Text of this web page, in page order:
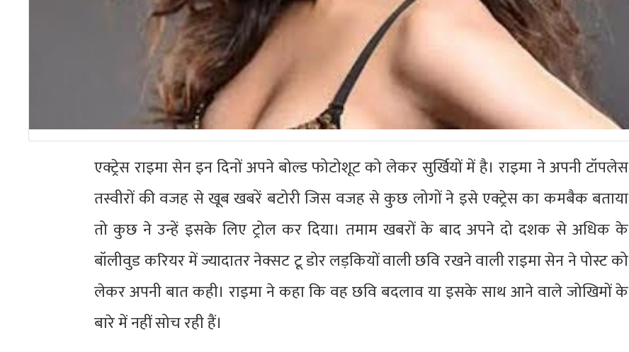
एक्ट्रेस राइमा सेन इन दिनों अपने बोल्ड फोटोशूट को लेकर सुर्खियों में है। राइमा ने अपनी टॉपलेस
तस्वीरों की वजह से खूब खबरें बटोरी जिस वजह से कुछ लोगों ने इसे एक्ट्रेस का कमबैक बताया
तो कुछ ने उन्हें इसके लिए ट्रोल कर दिया। तमाम खबरों के बाद अपने दो दशक से अधिक के
बॉलीवुड करियर में ज्यादातर नेक्सट टू डोर लड़कियों वाली छवि रखने वाली राइमा सेन ने पोस्ट को
लेकर अपनी बात कही। राइमा ने कहा कि वह छवि बदलाव या इसके साथ आने वाले जोखिमों के
बारे में नहीं सोच रही हैं।